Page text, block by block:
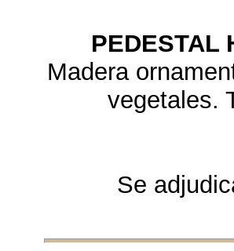
PEDESTAL
Madera
vegetales.
Se